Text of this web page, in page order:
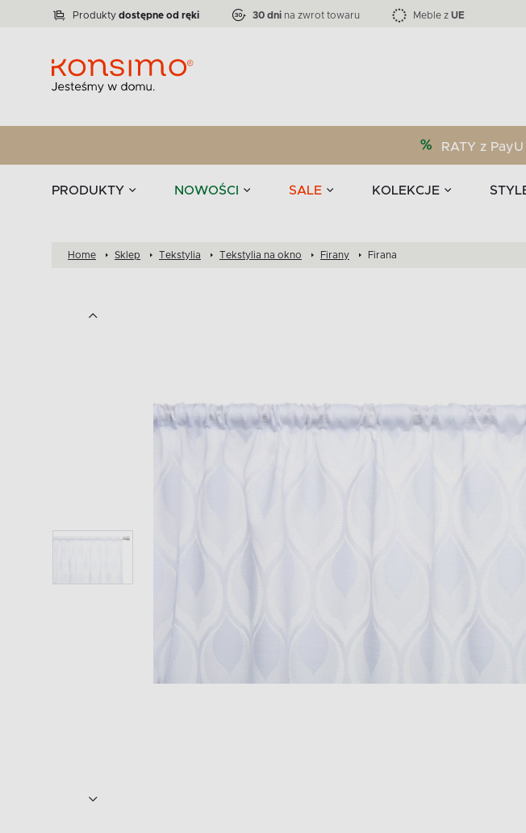
Produkty dostępne od ręki 30 dni na zwrot towaru Meble z UE
RATY z
PRODUKTY NOWOŚCI SALE KOLEKCJE
Zastawy stołowe i akcesoria
Kolekcja narożników RATLO -39 % Kolekcja mebli
VICTO Liczba produktów:71 EPIRI Liczba
ELEGANT Liczba produktów:864 TEENS Liczba
stołowe
Home Sklep Tekstylia Tekstylia na okno Firany Firana